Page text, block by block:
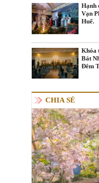
Hạnh
Vạn
Huế.
Khóa
Bát
Đêm
CHIA SẺ